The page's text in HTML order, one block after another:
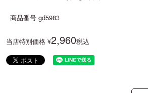
商品番号 gd5983
当店特別価格 ¥2,960税込